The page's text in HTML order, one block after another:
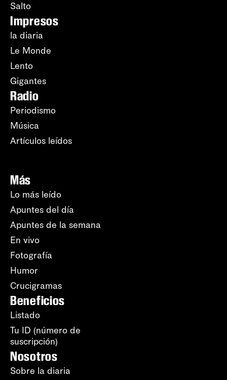
Salto
Impresos
la diaria
Le Monde
Lento
Gigantes
Radio
Periodismo
Música
Artículos leídos
Más
Lo más leído
Apuntes del día
Apuntes de la semana
En vivo
Fotografía
Humor
Crucigramas
Beneficios
Listado
Tu ID (número de
suscripción)
Nosotros
Sobre la diaria